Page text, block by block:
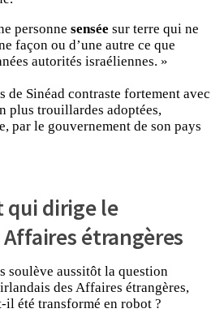
personne sensée sur terre qui ne
façon ou d’une autre ce que
autorités israéliennes. »
de Sinéad contraste fortement avec
plus trouillardes adoptées,
par le gouvernement de son pays
qui dirige le
étrangères
soulève aussitôt la question
des Affaires étrangères,
été transformé en robot ?